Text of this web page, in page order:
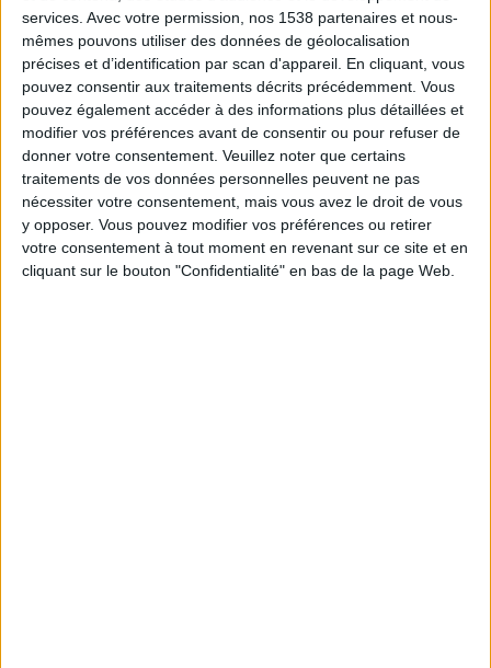
services. Avec votre permission, nos 1538 partenaires et nous-
mêmes pouvons utiliser des données de géolocalisation
précises et d’identification par scan d'appareil. En cliquant, vous
pouvez consentir aux traitements décrits précédemment. Vous
pouvez également accéder à des informations plus détaillées et
modifier vos préférences avant de consentir ou pour refuser de
donner votre consentement. Veuillez noter que certains
traitements de vos données personnelles peuvent ne pas
nécessiter votre consentement, mais vous avez le droit de vous
y opposer. Vous pouvez modifier vos préférences ou retirer
votre consentement à tout moment en revenant sur ce site et en
cliquant sur le bouton "Confidentialité" en bas de la page Web.
Peut-on remplacer la viande par des féculents ?
Consultation diététique du 05/08/2026